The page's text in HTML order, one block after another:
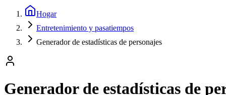
Hogar
Entretenimiento y pasatiempos
Generador de estadísticas de personajes
Generador de estadísticas de